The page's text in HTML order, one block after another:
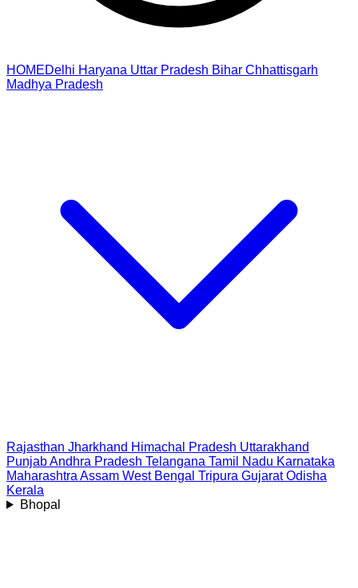
HOMEDelhi Haryana Uttar Pradesh Bihar Chhattisgarh
Madhya Pradesh
Rajasthan Jharkhand Himachal Pradesh Uttarakhand
PunjabAndhra Pradesh Telangana Tamil Nadu Karnataka
Maharashtra Assam West Bengal Tripura Gujarat Odisha
Kerala
Bhopal